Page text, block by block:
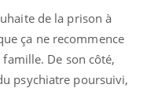
de la prison à
ça ne recommence
De son côté,
psychiatre poursuivi,